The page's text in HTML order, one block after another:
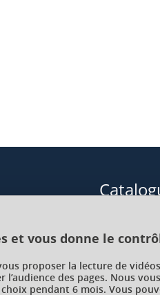
et vous donne le
proposer la lecture de
des pages. Nous
pendant 6 mois. Vous
Formations